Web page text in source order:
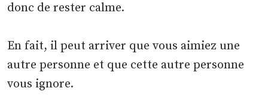
donc de rester calme.
En fait, il peut arriver que vous aimiez une
autre personne et que cette autre personne
vous ignore.